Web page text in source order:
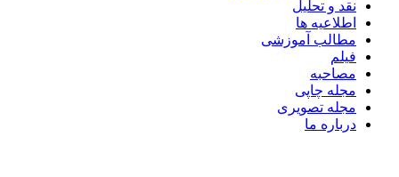
نقد و تحلیل
اطلاعیه ها
مطالب آموزشی
فیلم
مصاحبه
مجله چاپی
مجله تصویری
درباره ما